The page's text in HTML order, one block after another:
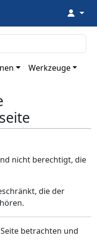
↓
Werkzeuge
nicht berechtigt, die
die der
betrachten und